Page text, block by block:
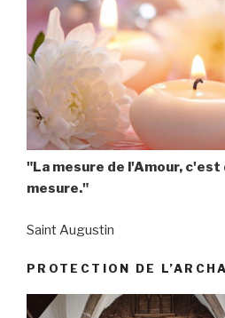
"La mesure de l'Amour, c'est
mesure."
Saint Augustin
PROTECTION DE